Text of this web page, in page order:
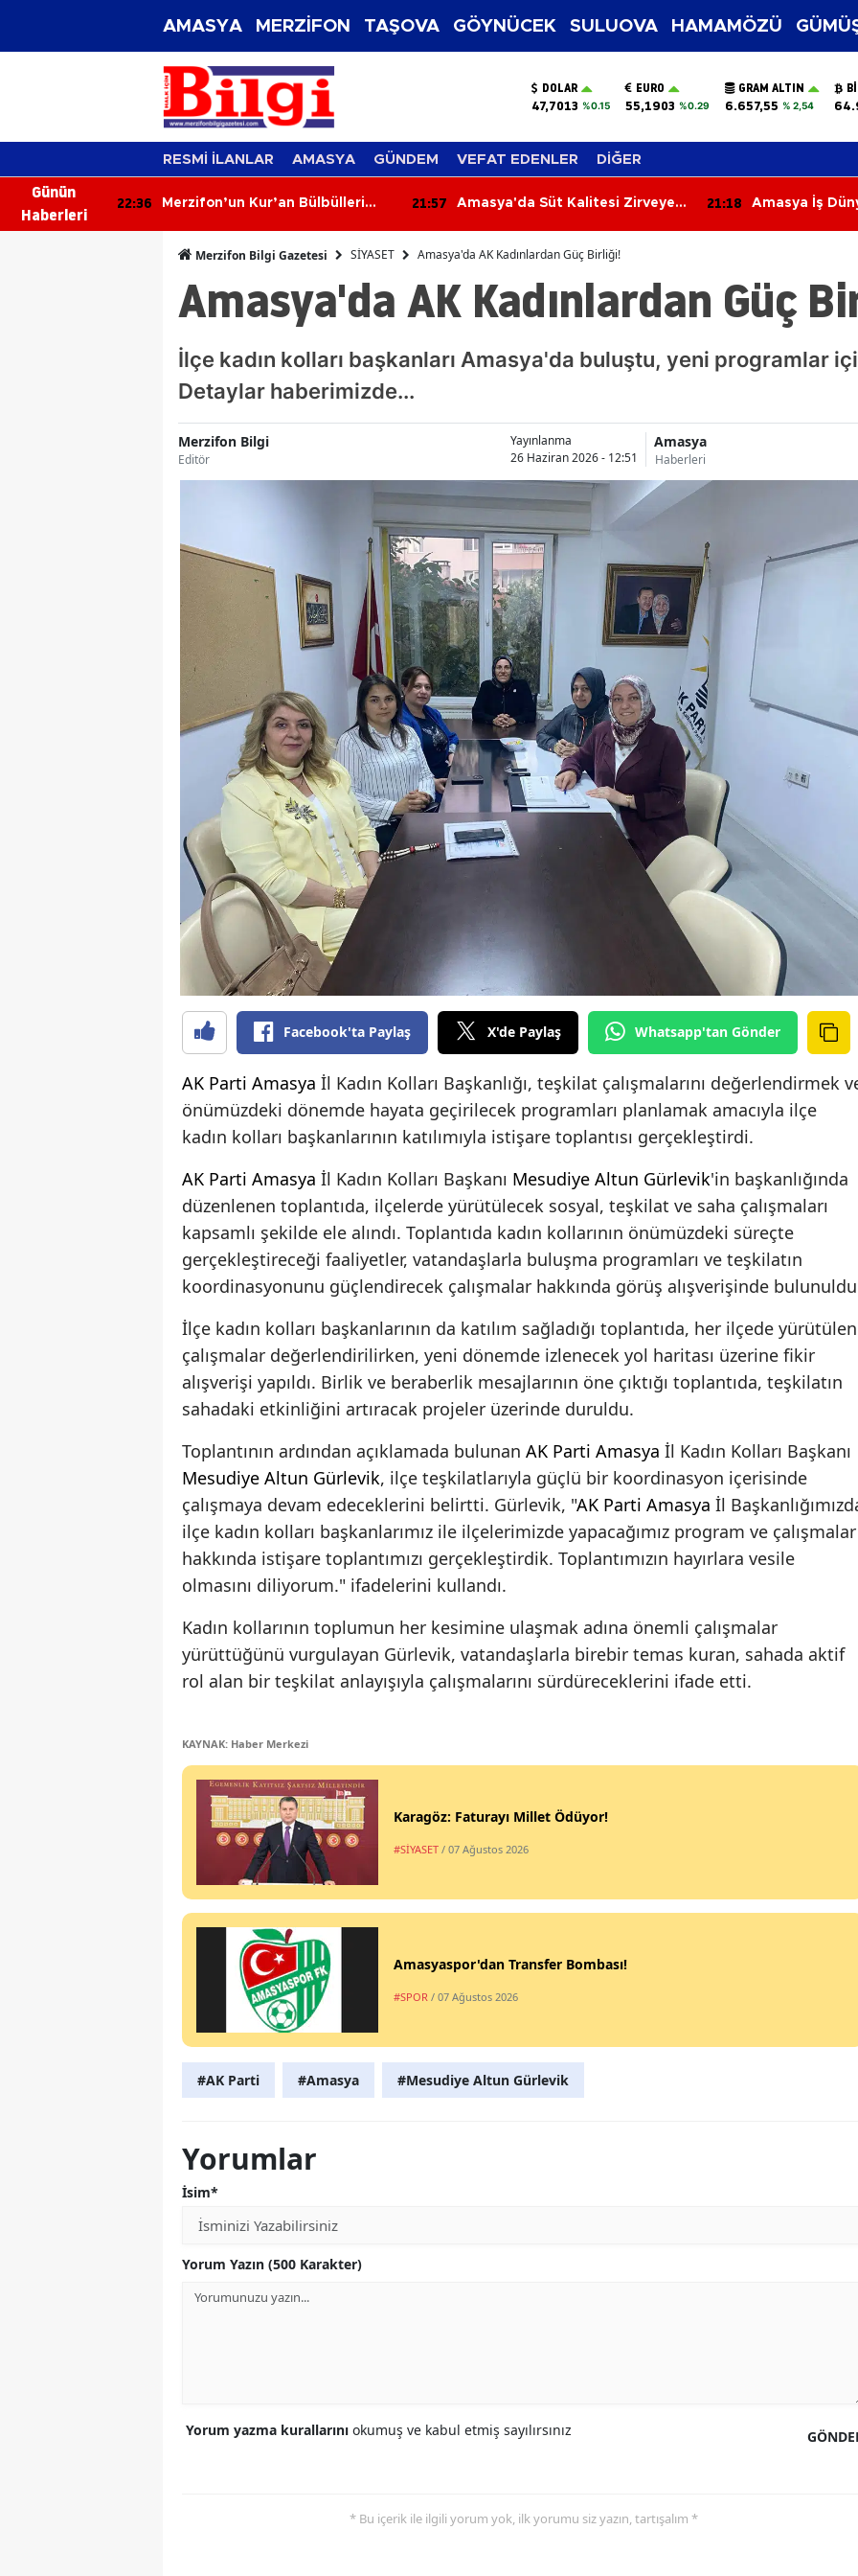
AMASYA MERZİFON TAŞOVA GÖYNÜCEK SULUOVA HAMAMÖZÜ
DOLAR
47,7013 %0.15
EURO
55,1903 %0.29
GRAM ALTIN
6.657,55 % 2,54
RESMİ İLANLAR AMASYA GÜNDEM VEFAT EDENLER DİĞER
Günün
Haberleri
Üretici
22:36
Merzifon’un Kur’an Bülbülleri
21:57
Amasya'da Süt Kalitesi Zirveye
21:18 Amasya İş
Merzifon Bilgi Gazetesi SİYASET Amasya'da AK Kadınlardan Güç Birliği!
Amasya'da AK Kadınlardan Güç
İlçe kadın kolları başkanları Amasya'da buluştu, yeni programlar
Detaylar haberimizde...
Merzifon Bilgi
Editör
Yayınlanma
26 Haziran 2026 - 12:51
Amasya
Haberleri
Facebook'ta Paylaş X'de Paylaş Whatsapp'tan Gönder
AK Parti Amasya İl Kadın Kolları Başkanlığı, teşkilat çalışmalarını değerlendirmek
önümüzdeki dönemde hayata geçirilecek programları planlamak amacıyla ilçe
kadın kolları başkanlarının katılımıyla istişare toplantısı gerçekleştirdi.
AK Parti Amasya İl Kadın Kolları Başkanı Mesudiye Altun Gürlevik'in başkanlığında
düzenlenen toplantıda, ilçelerde yürütülecek sosyal, teşkilat ve saha çalışmaları
kapsamlı şekilde ele alındı. Toplantıda kadın kollarının önümüzdeki süreçte
gerçekleştireceği faaliyetler, vatandaşlarla buluşma programları ve teşkilatın
koordinasyonunu güçlendirecek çalışmalar hakkında görüş alışverişinde
İlçe kadın kolları başkanlarının da katılım sağladığı toplantıda, her ilçede yürütülen
çalışmalar değerlendirilirken, yeni dönemde izlenecek yol haritası üzerine fikir
alışverişi yapıldı. Birlik ve beraberlik mesajlarının öne çıktığı toplantıda, teşkilatın
sahadaki etkinliğini artıracak projeler üzerinde duruldu.
Toplantının ardından açıklamada bulunan AK Parti Amasya İl Kadın Kolları Başkanı
Mesudiye Altun Gürlevik, ilçe teşkilatlarıyla güçlü bir koordinasyon içerisinde
çalışmaya devam edeceklerini belirtti. Gürlevik, "AK Parti Amasya İl
ilçe kadın kolları başkanlarımız ile ilçelerimizde yapacağımız program ve çalışmalar
hakkında istişare toplantımızı gerçekleştirdik. Toplantımızın hayırlara vesile
olmasını diliyorum." ifadelerini kullandı.
Kadın kollarının toplumun her kesimine ulaşmak adına önemli çalışmalar
yürüttüğünü vurgulayan Gürlevik, vatandaşlarla birebir temas kuran, sahada aktif
rol alan bir teşkilat anlayışıyla çalışmalarını sürdüreceklerini ifade etti.
KAYNAK: Haber Merkezi
Karagöz: Faturayı Millet Ödüyor!
#SİYASET / 07 Ağustos 2026
Amasyaspor'dan Transfer Bombası!
#SPOR / 07 Ağustos 2026
#AK Parti #Amasya #Mesudiye Altun Gürlevik
Yorumlar
İsim*
Yorum Yazın (500 Karakter)
Yorum yazma kurallarını okumuş ve kabul etmiş sayılırsınız
* Bu içerik ile ilgili yorum yok, ilk yorumu siz yazın, tartışalım *